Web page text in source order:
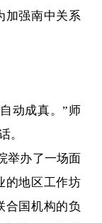
加强南中关系
动成真。”师
。
办了一场面
的地区工作坊
合国机构的负